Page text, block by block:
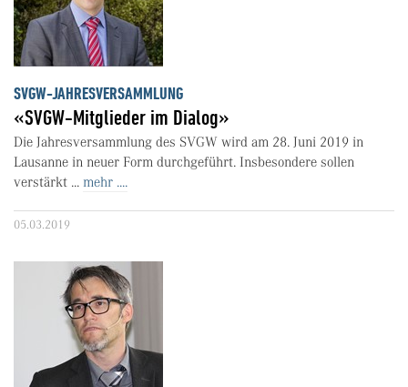
SVGW-JAHRESVERSAMMLUNG
«SVGW-Mitglieder im Dialog»
Die Jahresversammlung des SVGW wird am 28. Juni 2019 in
Lausanne in neuer Form durchgeführt. Insbesondere sollen
verstärkt ... mehr ....
05.03.2019